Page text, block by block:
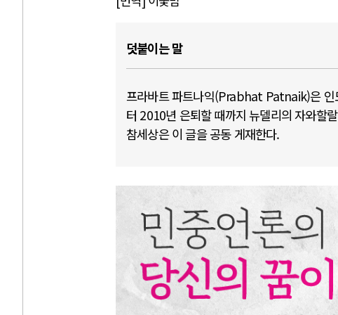
덧붙이는 말
프라바트 파트나익(Prabhat Patnaik)은 인
터 2010년 은퇴할 때까지 뉴델리의 자와할
참세상은 이 글을 공동 게재한다.